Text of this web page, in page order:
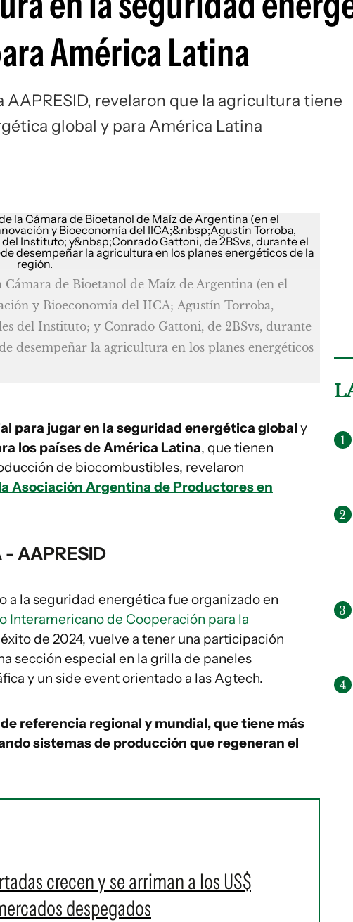
América Latina
AAPRESID, revelaron que la agricultura tiene
global y para América Latina
de Bioetanol de Maíz de Argentina (en el
y Bioeconomía del IICA; Agustín Torroba,
del Instituto; y Conrado Gattoni, de 2BSvs, durante
desempeñar la agricultura en los planes energéticos
para jugar en la seguridad energética global y
los países de América Latina, que tienen
de biocombustibles, revelaron
Asociación Argentina de Productores en
AAPRESID
a la seguridad energética fue organizado en
Interamericano de Cooperación para la
de 2024, vuelve a tener una participación
sección especial en la grilla de paneles
y un side event orientado a las Agtech.
referencia regional y mundial, que tiene más
sistemas de producción que regeneran el
crecen y se arriman a los US$
despegados